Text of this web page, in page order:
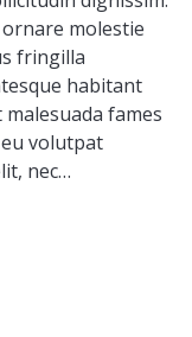
molestie
fringilla
habitant
fames
volutpat
nec…